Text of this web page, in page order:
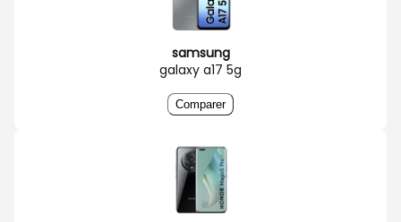
samsung
galaxy a17 5g
Comparer